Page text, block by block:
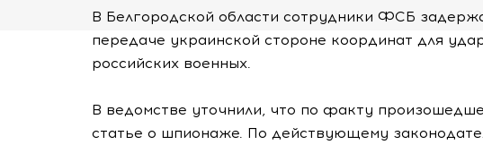
В Белгородской области сотрудники ФСБ
передаче украинской стороне координат для
российских военных.
В ведомстве уточнили, что по факту
статье о шпионаже. По действующему